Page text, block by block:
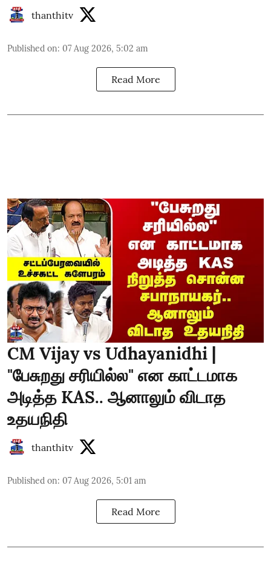
thanthitv
Published on: 07 Aug 2026, 5:02 am
Read More
CM Vijay vs Udhayanidhi |
"பேசுறது சரியில்ல" என காட்டமாக
அடித்த KAS.. ஆனாலும் விடாத
உதயநிதி
thanthitv
Published on: 07 Aug 2026, 5:01 am
Read More